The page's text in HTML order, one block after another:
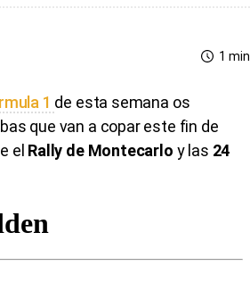
1 min
1 de esta semana os
que van a copar este fin de
el Rally de Montecarlo y las 24